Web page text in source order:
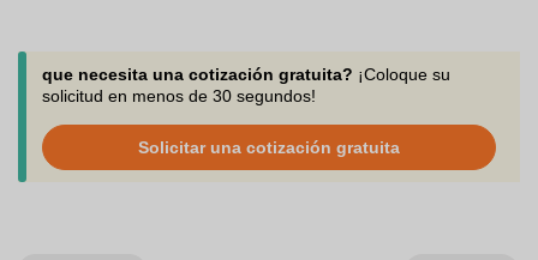
corta, puedes plasmar los
Zaprinta, te permite poder personalizar todas las camisetas de
hombres, tan solo tienes que escoger el modelo, color y/o talla
para la personalización, como una amplia gama de colores para
resaltar mejor tu camisetaimpresapara hombres. ¿Y por qué no
ofrecer a tus clientes y compañeros de trabajo
que necesita una cotización gratuita? ¡Coloque su
solicitud en menos de 30 segundos!
Solicitar una cotización gratuita